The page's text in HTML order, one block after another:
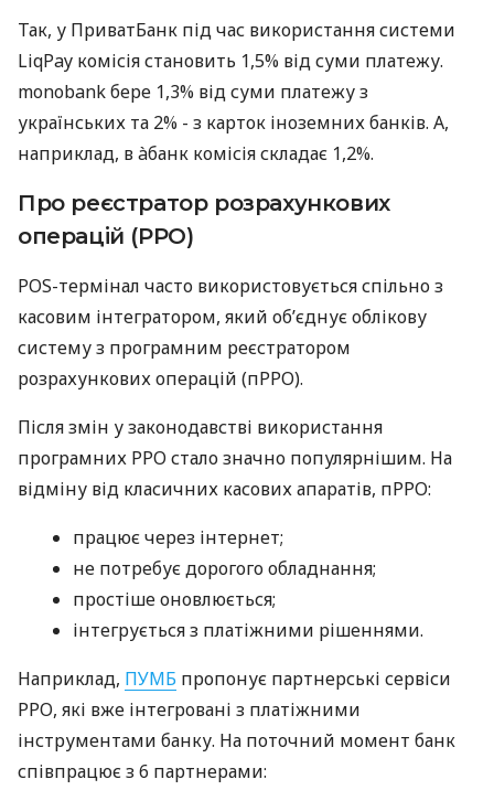
Так, у ПриватБанк під час використання системи
LiqPay комісія становить 1,5% від суми платежу.
monobank бере 1,3% від суми платежу з
українських та 2% - з карток іноземних банків. А,
наприклад, в àбанк комісія складає 1,2%.
Про реєстратор розрахункових
операцій (РРО)
POS-термінал часто використовується спільно з
касовим інтегратором, який об’єднує облікову
систему з програмним реєстратором
розрахункових операцій (пРРО).
Після змін у законодавстві використання
програмних РРО стало значно популярнішим. На
відміну від класичних касових апаратів, пРРО:
працює через інтернет;
не потребує дорогого обладнання;
простіше оновлюється;
інтегрується з платіжними рішеннями.
Наприклад, ПУМБ пропонує партнерські сервіси
РРО, які вже інтегровані з платіжними
інструментами банку. На поточний момент банк
співпрацює з 6 партнерами: